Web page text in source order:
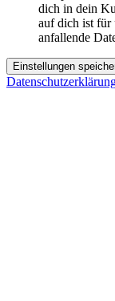
dich in dein
auf dich ist für
anfallende
Einstellungen